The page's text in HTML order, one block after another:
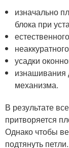
изначально
блока при
усадки
изнашивания
механизма.
В результате
притворяется
Однако чтобы
подтянуть